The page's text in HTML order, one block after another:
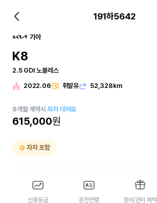
191하5642
기아
K8
2.5 GDI 노블레스
2022.06 휘발유 52,328km
9개월 계약시최저 대여료
615,000원
자차 포함
신용등급 운전연령 정비/관리 혜택